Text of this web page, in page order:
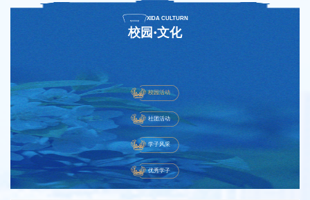
XIDA CULTURN
校园·文化
校园活动
社团活动
学子风采
优秀学子